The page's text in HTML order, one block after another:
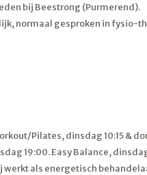
bij Beestrong (Purmerend).
normaal gesproken in fysio-
Pilates, dinsdag 10:15 &
19:00. Easy Balance,
werkt als energetisch